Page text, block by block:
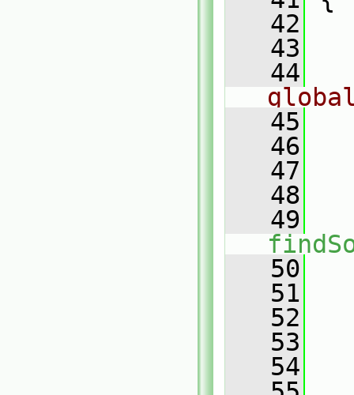
   42
   43
   44
   45
   46
   47
   48
   49
   50
   51
   52
   53
   54